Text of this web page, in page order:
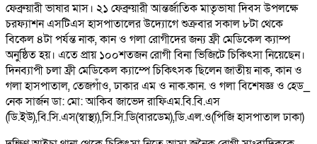
ফেব্রুয়ারী ভাষার মাস। ২১ ফেব্রুয়ারী আন্তর্জাতিক মাতৃভাষা দিবস উপলক্ষে
চরফ্যাশন এসটিএস হাসপাতালের উদ্যোগে শুক্রবার সকাল ৮টা থেকে
বিকেল ৪টা পর্যন্ত নাক, কান ও গলা রোগীদের জন্য ফ্রী মেডিকেল ক্যাম্প
অনুষ্ঠিত হয়। এতে প্রায় ১০০শতজন রোগী বিনা ভিজিটে চিকিৎসা নিয়েছেন।
দিনব্যাপী চলা ফ্রী মেডিকেল ক্যাম্পে চিকিৎসক ছিলেন জাতীয় নাক, কান ও
গলা হাসপাতাল, তেজগাঁও, ঢাকার এম ও নাক.কান. ও গলা বিশেষজ্ঞ ও হেড_
নেক সার্জন ডা: মো: আকিব জাভেদ রাফিএম.বি.বি.এস
(ডি.ইউ),বি.সি.এস(স্বাস্থ্য),সি.সি.ডি(বারডেম),ডি.এল.ও(পিজি হাসপাতাল ঢাকা)